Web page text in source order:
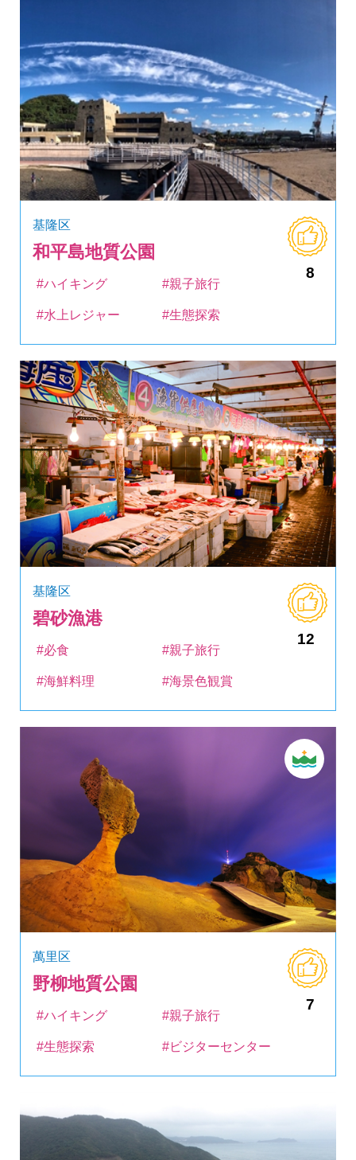
基隆区
和平島地質公園
8
#ハイキング #親子旅行
#水上レジャー #生態探索
基隆区
碧砂漁港
12
#必食 #親子旅行
#海鮮料理 #海景色観賞
萬里区
野柳地質公園
7
#ハイキング #親子旅行
#生態探索 #ビジターセンター